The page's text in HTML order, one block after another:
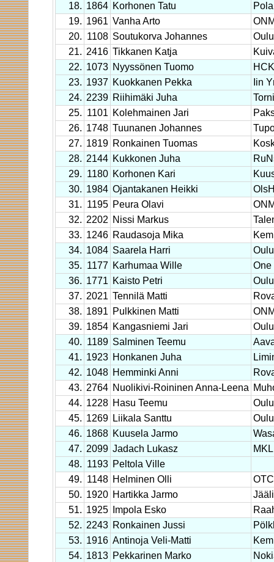
18. 1864 Korhonen Tatu
19. 1961 Vanha Arto
20. 1108 Soutukorva Johannes
Oulu
21. 2416 Tikkanen Katja
22. 1073 Nyyssönen Tuomo
HCK
23. 1937 Kuokkanen Pekka
Iin
24. 2239 Riihimäki Juha
25. 1101 Kolehmainen Jari
26. 1748 Tuunanen Johannes
27. 1819 Ronkainen Tuomas
28. 2144 Kukkonen Juha
29. 1180 Korhonen Kari
30. 1984 Ojantakanen Heikki
31. 1195 Peura Olavi
32. 2202 Nissi Markus
33. 1246 Raudasoja Mika
34. 1084 Saarela Harri
35. 1177 Karhumaa Wille
One
36. 1771 Kaisto Petri
Oulu
37. 2021 Tennilä Matti
38. 1891 Pulkkinen Matti
39. 1854 Kangasniemi Jari
40. 1189 Salminen Teemu
41. 1923 Honkanen Juha
42. 1048 Hemminki Anni
43. 2764 Nuolikivi-Roininen Anna-Leena
44. 1228 Hasu Teemu
45. 1269 Liikala Santtu
Oulu
46. 1868 Kuusela Jarmo
47. 2099 Jadach Lukasz
48. 1193 Peltola Ville
49. 1148 Helminen Olli
OTC
50. 1920 Hartikka Jarmo
Jääli
51. 1925 Impola Esko
52. 2243 Ronkainen Jussi
53. 1916 Antinoja Veli-Matti
54. 1813 Pekkarinen Marko